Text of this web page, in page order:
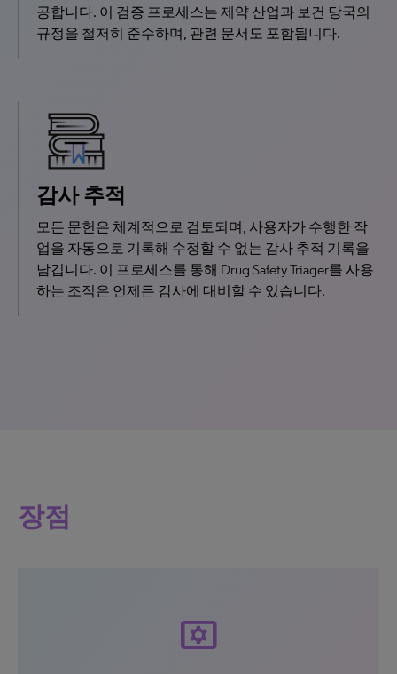
공합니다. 이 검증 프로세스는 제약 산업과 보건 당국의
규정을 철저히 준수하며, 관련 문서도 포함됩니다.
감사 추적
모든 문헌은 체계적으로 검토되며, 사용자가 수행한 작
업을 자동으로 기록해 수정할 수 없는 감사 추적 기록을
남깁니다. 이 프로세스를 통해 Drug Safety Triager를 사용
하는 조직은 언제든 감사에 대비할 수 있습니다.
장점
tv_options_input_settings